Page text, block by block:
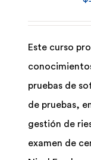
Este curso
pruebas de
de pruebas,
gestión de
examen de